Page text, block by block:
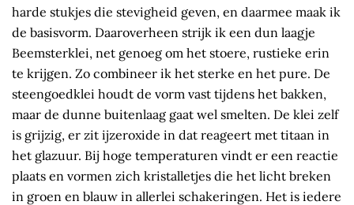
harde stukjes die stevigheid geven, en daarmee maak ik
de basisvorm. Daaroverheen strijk ik een dun laagje
Beemsterklei, net genoeg om het stoere, rustieke erin
te krijgen. Zo combineer ik het sterke en het pure. De
steengoedklei houdt de vorm vast tijdens het bakken,
maar de dunne buitenlaag gaat wel smelten. De klei zelf
is grijzig, er zit ijzeroxide in dat reageert met titaan in
het glazuur. Bij hoge temperaturen vindt er een reactie
plaats en vormen zich kristalletjes die het licht breken
in groen en blauw in allerlei schakeringen. Het is iedere